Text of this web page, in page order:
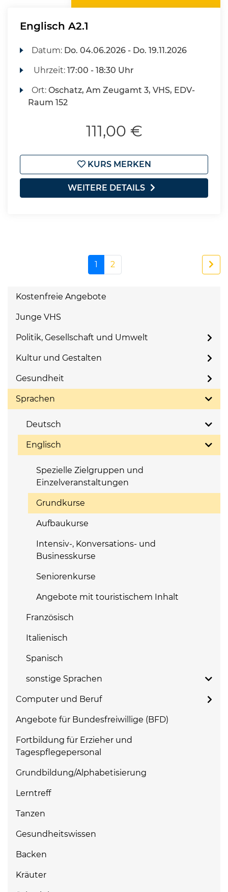
Englisch A2.1
Datum: Do. 04.06.2026 - Do. 19.11.2026
Uhrzeit:17:00 - 18:30 Uhr
Ort:Oschatz, Am Zeugamt 3, VHS, EDV-
Raum 152
111,00 €
KURS MERKEN
WEITERE DETAILS
1 2
Kostenfreie Angebote
Junge VHS
Politik, Gesellschaft und Umwelt
Kultur und Gestalten
Gesundheit
Sprachen
Deutsch
Englisch
Spezielle Zielgruppen und
Einzelveranstaltungen
Grundkurse
Aufbaukurse
Intensiv-, Konversations- und
Businesskurse
Seniorenkurse
Angebote mit touristischem Inhalt
Französisch
Italienisch
Spanisch
sonstige Sprachen
Computer und Beruf
Angebote für Bundesfreiwillige (BFD)
Fortbildung für Erzieher und
Tagespflegepersonal
Grundbildung/Alphabetisierung
Lerntreff
Tanzen
Gesundheitswissen
Backen
Kräuter